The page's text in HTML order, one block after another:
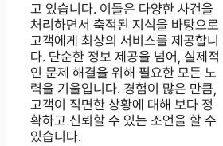
고 있습니다. 이들은 다양한 사건을
처리하면서 축적된 지식을 바탕으로
고객에게 최상의 서비스를 제공합니
다. 단순한 정보 제공을 넘어, 실제적
인 문제 해결을 위해 필요한 모든 노
력을 기울입니다. 경험이 많은 만큼,
고객이 직면한 상황에 대해 보다 정
확하고 신뢰할 수 있는 조언을 할 수
있습니다.